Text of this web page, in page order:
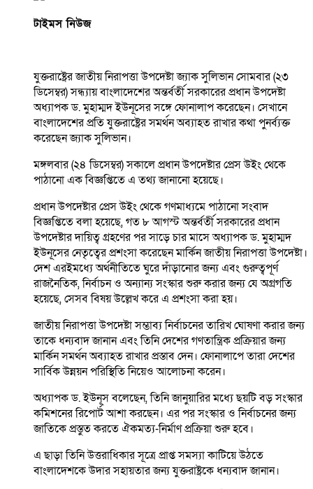
টাইমস নিউজ
যুক্তরাষ্ট্রের জাতীয় নিরাপত্তা উপদেষ্টা জ্যাক সুলিভান সোমবার (২৩
ডিসেম্বর) সন্ধ্যায় বাংলাদেশের অন্তর্বর্তী সরকারের প্রধান উপদেষ্টা
অধ্যাপক ড. মুহাম্মদ ইউনূসের সঙ্গে ফোনালাপ করেছেন। সেখানে
বাংলাদেশের প্রতি যুক্তরাষ্ট্রের সমর্থন অব্যাহত রাখার কথা পুনর্ব্যক্ত
করেছেন জ্যাক সুলিভান।
মঙ্গলবার (২৪ ডিসেম্বর) সকালে প্রধান উপদেষ্টার প্রেস উইং থেকে
পাঠানো এক বিজ্ঞপ্তিতে এ তথ্য জানানো হয়েছে।
প্রধান উপদেষ্টার প্রেস উইং থেকে গণমাধ্যমে পাঠানো সংবাদ
বিজ্ঞপ্তিতে বলা হয়েছে, গত ৮ আগস্ট অন্তর্বর্তী সরকারের প্রধান
উপদেষ্টার দায়িত্ব গ্রহণের পর সাড়ে চার মাসে অধ্যাপক ড. মুহাম্মদ
ইউনূসের নেতৃত্বের প্রশংসা করেছেন মার্কিন জাতীয় নিরাপত্তা উপদেষ্টা।
দেশ এরইমধ্যে অর্থনীতিতে ঘুরে দাঁড়ানোর জন্য এবং গুরুত্বপূর্ণ
রাজনৈতিক, নির্বাচন ও অন্যান্য সংস্কার শুরু করার জন্য যে অগ্রগতি
হয়েছে, সেসব বিষয় উল্লেখ করে এ প্রশংসা করা হয়।
জাতীয় নিরাপত্তা উপদেষ্টা সম্ভাব্য নির্বাচনের তারিখ ঘোষণা করার জন্য
তাকে ধন্যবাদ জানান এবং তিনি দেশের গণতান্ত্রিক প্রক্রিয়ার জন্য
মার্কিন সমর্থন অব্যাহত রাখার প্রস্তাব দেন। ফোনালাপে তারা দেশের
সার্বিক উন্নয়ন পরিস্থিতি নিয়েও আলোচনা করেন।
অধ্যাপক ড. ইউনূস বলেছেন, তিনি জানুয়ারির মধ্যে ছয়টি বড় সংস্কার
কমিশনের রিপোর্ট আশা করছেন। এর পর সংস্কার ও নির্বাচনের জন্য
জাতিকে প্রস্তুত করতে ঐকমত্য-নির্মাণ প্রক্রিয়া শুরু হবে।
এ ছাড়া তিনি উত্তরাধিকার সূত্রে প্রাপ্ত সমস্যা কাটিয়ে উঠতে
বাংলাদেশকে উদার সহায়তার জন্য যুক্তরাষ্ট্রকে ধন্যবাদ জানান।